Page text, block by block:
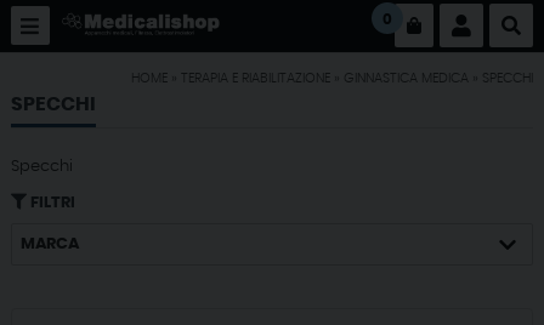
0
HOME TERAPIA E RIABILITAZIONE GINNASTICA MEDICA SPECCHI
SPECCHI
Specchi
FILTRI
MARCA